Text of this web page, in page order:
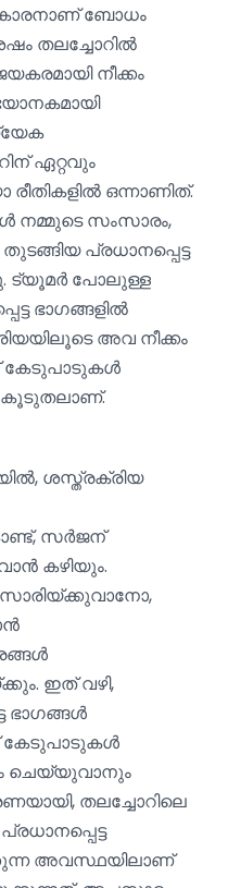
ബോധം
തലച്ചോറിൽ
നീക്കം
ഏറ്റവും
ഒന്നാണിത്.
നമ്മുടെ സംസാരം,
പ്രധാനപ്പെട്ട
ട്യൂമർ പോലുള്ള
ഭാഗങ്ങളിൽ
അവ നീക്കം
കേടുപാടുകൾ
കൂടുതലാണ്.
ശസ്ത്രക്രിയ
സർജന്
കഴിയും.
ഇത് വഴി,
ഭാഗങ്ങൾ
കേടുപാടുകൾ
ചെയ്യുവാനും
തലച്ചോറിലെ
അവസ്ഥയിലാണ്